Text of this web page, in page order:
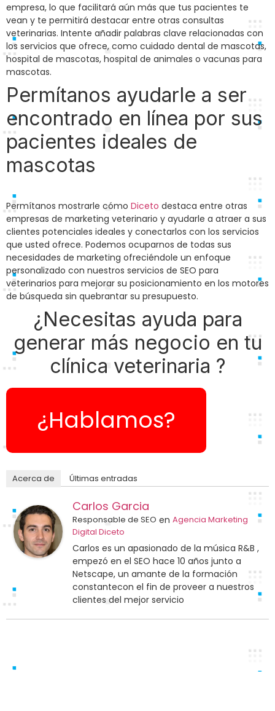
empresa, lo que facilitará aún más que tus pacientes te
vean y te permitirá destacar entre otras consultas
veterinarias. Intente añadir palabras clave relacionadas con
los servicios que ofrece, como cuidado dental de mascotas,
hospital de mascotas, hospital de animales o vacunas para
mascotas.
Permítanos ayudarle a ser
encontrado en línea por sus
pacientes ideales de
mascotas
Permítanos mostrarle cómo Diceto destaca entre otras
empresas de marketing veterinario y ayudarle a atraer a sus
clientes potenciales ideales y conectarlos con los servicios
que usted ofrece. Podemos ocuparnos de todas sus
necesidades de marketing ofreciéndole un enfoque
personalizado con nuestros servicios de SEO para
veterinarios para mejorar su posicionamiento en los motores
de búsqueda sin quebrantar su presupuesto.
¿Necesitas ayuda para
generar más negocio en tu
clínica veterinaria ?
¿Hablamos?
Acerca de Últimas entradas
Carlos Garcia
Responsable de SEO en Agencia Marketing
Digital Diceto
Carlos es un apasionado de la música R&B ,
empezó en el SEO hace 10 años junto a
Netscape, un amante de la formación
constantecon el fin de proveer a nuestros
clientes del mejor servicio